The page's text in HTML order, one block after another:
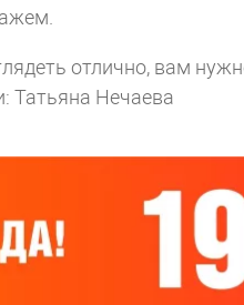
отлично, вам
Татьяна Нечаева